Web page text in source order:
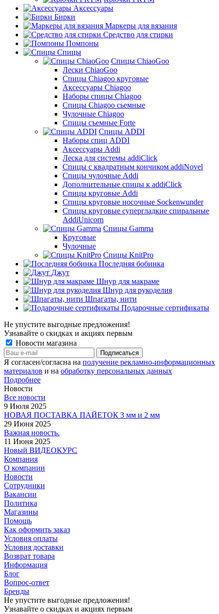
Аксессуары
Бирки
Маркеры для вязания
Средство для стирки
Помпоны
Спицы
Спицы ChiaoGoo
Лески ChiaoGoo
Cпицы Сhiagoo круговые
Аксессуары Chiagoo
Наборы спицы Chiagoo
Спицы Chiagoo сьемные
Чулочные Chiagoo
Спицы съемные Forte
Спицы ADDI
Наборы спиц ADDI
Аксессуары Addi
Леска для системы addiClick
Спицы с квадратным кончиком addiNovel
Спицы чулочные Addi
Дополнительные спицы к addiClick
Спицы круговые Addi
Спицы круговые носочные Sockenwunder
Спицы круговые супергладкие спиральные
AddiUnicorn
Спицы Gamma
Круговые
Чулочные
Спицы KnitPro
Последняя бобинка
Джут
Шнур для макраме
Шнур для рукоделия
Шпагаты, нити
Подарочные сертификаты
Не упустите выгодные предложения!
Узнавайте о скидках и акциях первым
Новости магазина
Я согласен/согласна на получение рекламно-информационных
материалов и на обработку персональных данных
Подробнее
Новости
Все новости
9 Июля 2025
НОВАЯ ПОСТАВКА ПАЙЕТОК 3 мм и 2 мм
29 Июня 2025
Важная новость.
11 Июня 2025
Новый ВИДЕОКУРС
Компания
О компании
Новости
Сотрудники
Вакансии
Политика
Магазины
Помощь
Как оформить заказ
Условия оплаты
Условия доставки
Возврат товара
Информация
Блог
Вопрос-ответ
Бренды
Не упустите выгодные предложения!
Узнавайте о скидках и акциях первым